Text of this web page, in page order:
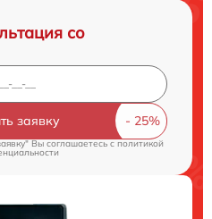
со
заявку
Вы соглашаетесь cполитикой